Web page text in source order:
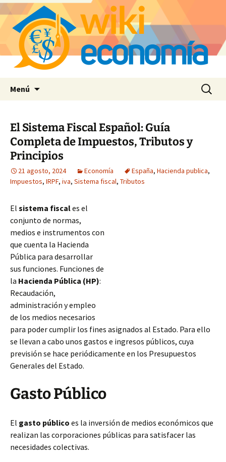
Menú Buscar:
El Sistema Fiscal Español: Guía
Completa de Impuestos, Tributos y
Principios
21 agosto, 2024 Economía España, Hacienda publica,
Impuestos, IRPF, iva, Sistema fiscal, Tributos
El sistema fiscales el
conjunto de normas,
medios e instrumentos con
que cuenta la Hacienda
Pública para desarrollar
sus funciones. Funciones de
la Hacienda Pública (HP):
Recaudación,
administración y empleo
de los medios necesarios
para poder cumplir los fines asignados al Estado. Para ello
se llevan a cabo unos gastos e ingresos públicos, cuya
previsión se hace periódicamente en los Presupuestos
Generales del Estado.
Gasto Público
El gasto público es la inversión de medios económicos que
realizan las corporaciones públicas para satisfacer las
necesidades colectivas.